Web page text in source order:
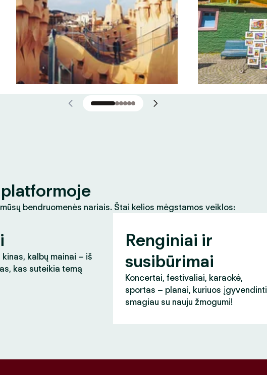
bendruomenės nariais. Štai kelios mėgstamos veiklos:
kalbų mainai – iš
kas suteikia temą
Renginiai ir
susibūrimai
Koncertai, festivaliai, karaokė,
sportas – planai, kuriuos įgyvendinti
smagiau su nauju žmogumi!